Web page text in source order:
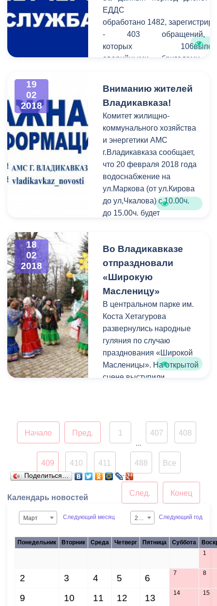
бытовой мусор, участки
тротуаров ограждены
самовольно
заборами. Как отметил
технической инспекции
города, в настоящее
время ведется активная
работа с подобным
«самозахватом» - за
минувшую неделю было
выписано порядка 500
протоколов для
последующего демонтажа
незаконно установленных
объектов.
ЕДДС
обработано 1482,
- 403 обращений,
которых
аварийными бригадами
19
02
2018
Вниманию жителей
Владикавказа!
Комитет жилищно-
коммунального хозяйства
и энергетики АМС
г.Владикавказа сообщает,
что 20 февраля 2018 года
водоснабжение на
ул.Маркова (от ул.Кирова
до ул,Чкалова) с 10.00ч.
до 15.00ч. будет
проведения ремонтных
работ.
18
02
2018
Во Владикавказе
отпраздновали
«Широкую
Масленицу»
В центральном парке им.
Коста Хетагурова
развернулись народные
гуляния по случаю
празднования «Широкой
Масленицы». На открытой
сцене выступили
множество
театрализованных
представлений.
Начало Пред.
1
...
407 408
409 410
411
...
488 Все
Конец
След.
Поделиться…
Календарь новостей
Март Следующий месяц 2015 Следующий год
Понедельник Вторник Среда Четверг Пятница Суббота
1
2 3 4 5 6 7 8
9 10 11 12 13 14 15